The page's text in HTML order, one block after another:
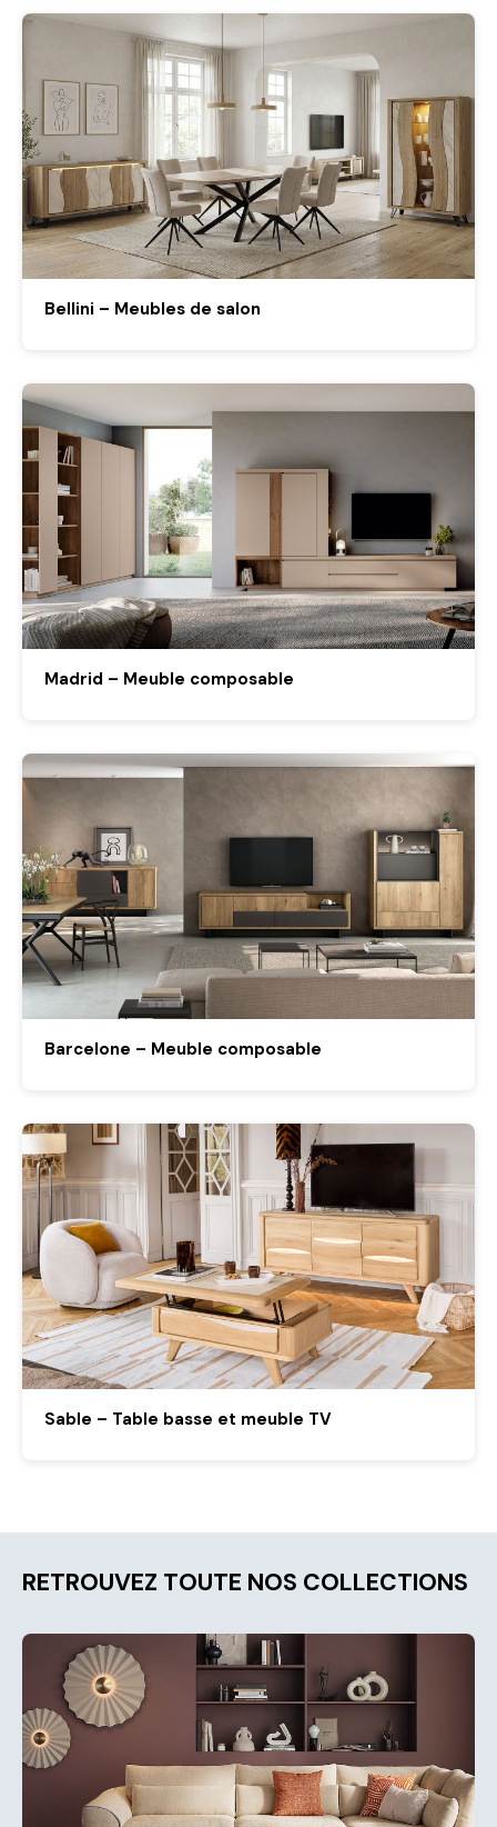
Bellini – Meubles de salon
Madrid – Meuble composable
Barcelone – Meuble composable
Sable – Table basse et meuble TV
RETROUVEZ TOUTE NOS COLLECTIONS